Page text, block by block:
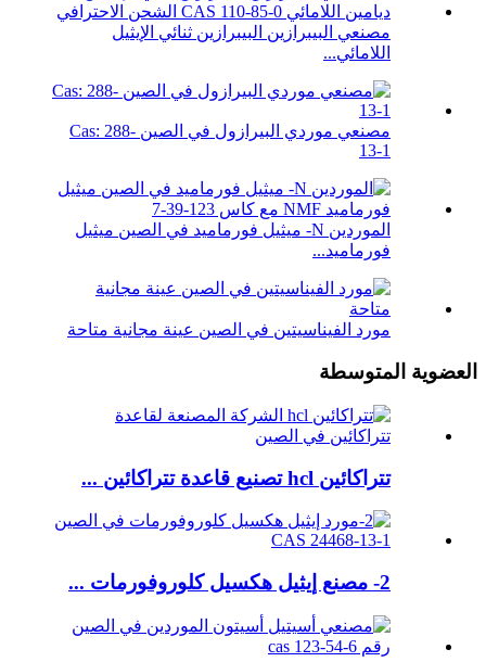
مصنعي البيبرازين البيبرازين ثنائي الإيثيل
اللامائي...
مصنعي موردي البيرازول في الصين Cas: 288-
13-1
الموردين N- ميثيل فورماميد في الصين ميثيل
فورماميد...
مورد الفيناسيتين في الصين عينة مجانية متاحة
العضوية المتوسطة
تتراكائين hcl تصنيع قاعدة تتراكائين ...
2- مصنع إيثيل هكسيل كلوروفورمات ...